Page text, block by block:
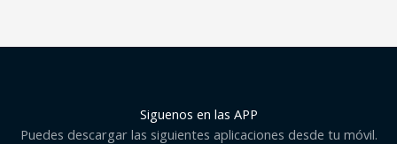
Siguenos en las APP
Puedes descargar las siguientes aplicaciones desde tu móvil.